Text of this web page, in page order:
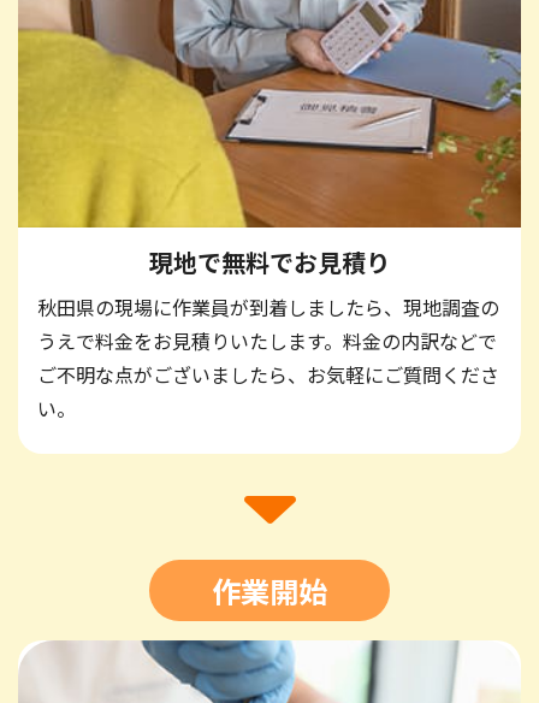
現地で無料でお見積り
秋田県の現場に作業員が到着しましたら、現地調査の
うえで料金をお見積りいたします。料金の内訳などで
ご不明な点がございましたら、お気軽にご質問くださ
い。
作業開始